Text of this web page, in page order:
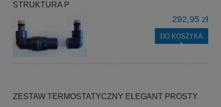
STRUKTURA P
292,95 zł
DO KOSZYKA
ZESTAW TERMOSTATYCZNY ELEGANT PROSTY